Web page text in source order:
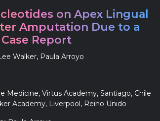
on Apex Lingual
Amputation Due to a
Report
Walker, Paula Arroyo
Medicine, Virtus Academy, Santiago, Chile
Academy, Liverpool, Reino Unido